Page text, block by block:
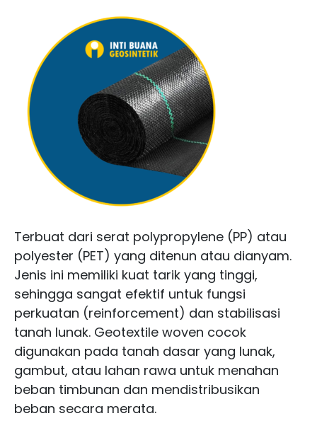
Terbuat dari serat polypropylene (PP) atau
polyester (PET) yang ditenun atau dianyam.
Jenis ini memiliki kuat tarik yang tinggi,
sehingga sangat efektif untuk fungsi
perkuatan (reinforcement) dan stabilisasi
tanah lunak. Geotextile woven cocok
digunakan pada tanah dasar yang lunak,
gambut, atau lahan rawa untuk menahan
beban timbunan dan mendistribusikan
beban secara merata.